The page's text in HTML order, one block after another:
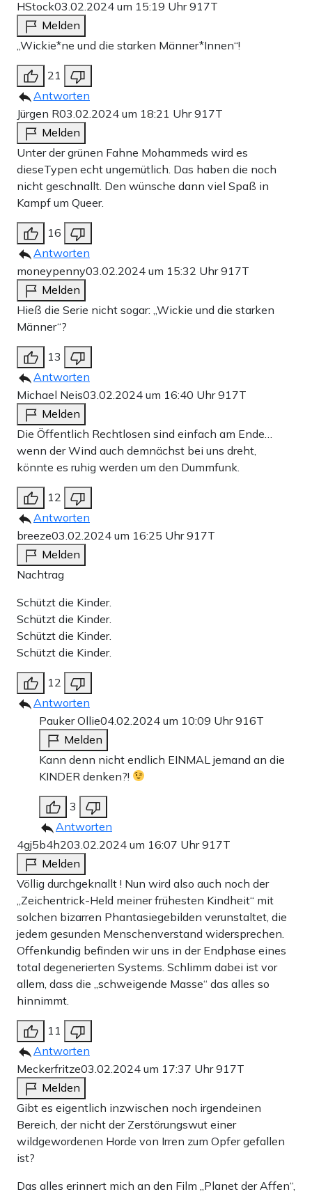
HStock03.02.2024 um 15:19 Uhr917T
Melden
„Wickie*ne und die starken Männer*Innen“!
21
Antworten
Jürgen R03.02.2024 um 18:21 Uhr917T
Melden
Unter der grünen Fahne Mohammeds wird es
dieseTypen echt ungemütlich. Das haben die noch
nicht geschnallt. Den wünsche dann viel Spaß in
Kampf um Queer.
16
Antworten
moneypenny03.02.2024 um 15:32 Uhr917T
Melden
Hieß die Serie nicht sogar: „Wickie und die starken
Männer“?
13
Antworten
Michael Neis03.02.2024 um 16:40 Uhr917T
Melden
Die Öffentlich Rechtlosen sind einfach am Ende…
wenn der Wind auch demnächst bei uns dreht,
könnte es ruhig werden um den Dummfunk.
12
Antworten
breeze03.02.2024 um 16:25 Uhr917T
Melden
Nachtrag
Schützt die Kinder.
Schützt die Kinder.
Schützt die Kinder.
Schützt die Kinder.
12
Antworten
Pauker Ollie04.02.2024 um 10:09 Uhr916T
Melden
Kann denn nicht endlich EINMAL jemand an die
KINDER denken?!
3
Antworten
4gj5b4h203.02.2024 um 16:07 Uhr917T
Melden
Völlig durchgeknallt ! Nun wird also auch noch der
„Zeichentrick-Held meiner frühesten Kindheit“ mit
solchen bizarren Phantasiegebilden verunstaltet, die
jedem gesunden Menschenverstand widersprechen.
Offenkundig befinden wir uns in der Endphase eines
total degenerierten Systems. Schlimm dabei ist vor
allem, dass die „schweigende Masse“ das alles so
hinnimmt.
11
Antworten
Meckerfritze03.02.2024 um 17:37 Uhr917T
Melden
Gibt es eigentlich inzwischen noch irgendeinen
Bereich, der nicht der Zerstörungswut einer
wildgewordenen Horde von Irren zum Opfer gefallen
ist?
Das alles erinnert mich an den Film „Planet der Affen“,